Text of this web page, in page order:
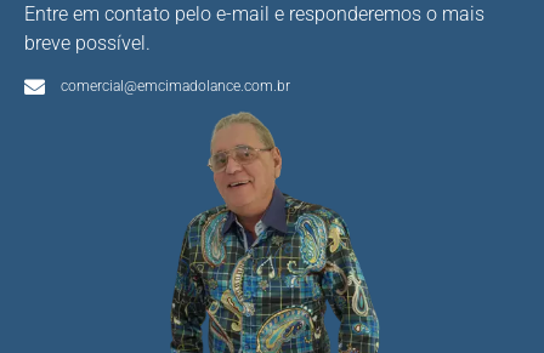
Entre em contato pelo e-mail e responderemos o mais
breve possível.
comercial@emcimadolance.com.br